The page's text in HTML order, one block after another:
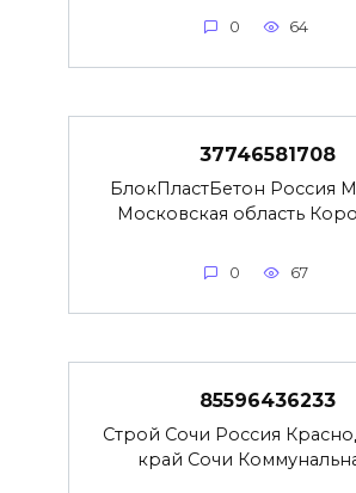
0 64
37746581708
БлокПластБетон Россия
Московская область
0 67
85596436233
Строй Сочи Россия
край Сочи